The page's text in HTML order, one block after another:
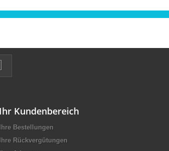
Ihr Kundenbereich
Ihre Bestellungen
Ihre Rückvergütungen